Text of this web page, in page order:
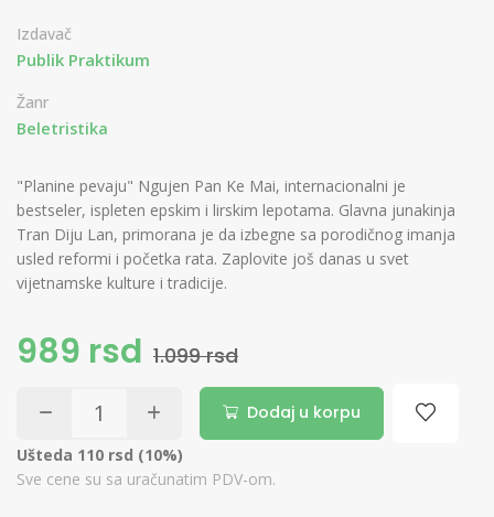
Izdavač
Publik Praktikum
Žanr
Beletristika
"Planine pevaju" Ngujen Pan Ke Mai, internacionalni je
bestseler, ispleten epskim i lirskim lepotama. Glavna junakinja
Tran Diju Lan, primorana je da izbegne sa porodičnog imanja
usled reformi i početka rata. Zaplovite još danas u svet
vijetnamske kulture i tradicije.
989 rsd 1.099 rsd
Dodaj u korpu
Ušteda 110 rsd (10%)
Sve cene su sa uračunatim PDV-om.